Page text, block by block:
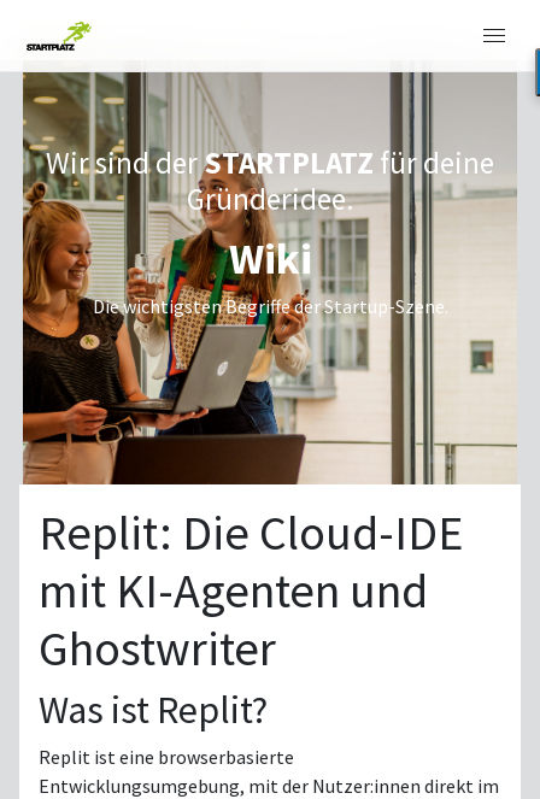
Wir sind derSTARTPLATZ für deine
Gründeridee.
Wiki
Die wichtigsten Begriffe der Startup-Szene.
Replit: Die Cloud-IDE
mit KI-Agenten und
Ghostwriter
Was ist Replit?
Replit ist eine browserbasierte
Entwicklungsumgebung, mit der Nutzer:innen direkt im